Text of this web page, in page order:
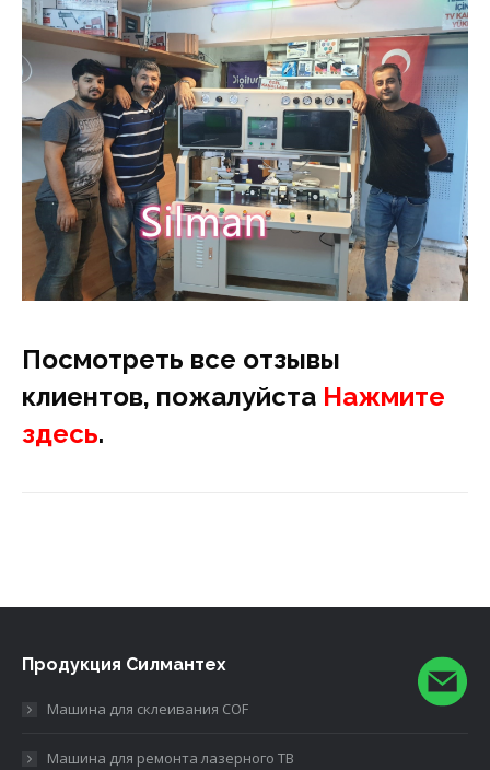
Посмотреть все отзывы
клиентов, пожалуйста Нажмите
здесь.
Продукция Силмантех
Машина для склеивания COF
Машина для ремонта лазерного ТВ